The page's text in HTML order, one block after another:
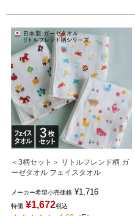
＜3柄セット＞ リトルフレンド柄 ガ
ーゼタオル フェイスタオル
メーカー希望小売価格 ¥1,716
特価 ¥1,672税込